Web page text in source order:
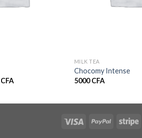
CFAPlage
MILK TEA
Chocomy Intense
5000CFA